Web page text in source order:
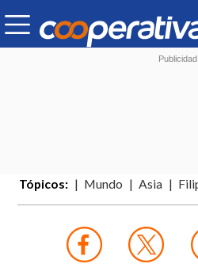
Tópicos: Mundo Asia